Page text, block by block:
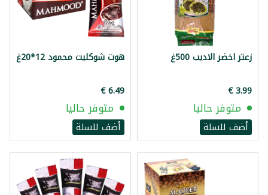
زعتر اخضر الاديب 500غ
متوفر حاليا
أضف للسلة
هوت شوكليت محمود 12*20غ
متوفر حاليا
أضف للسلة